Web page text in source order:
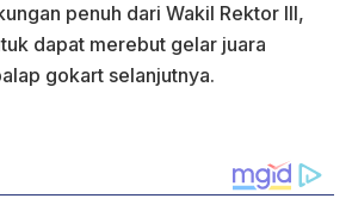
penuh dari Wakil Rektor III,
dapat merebut gelar juara
gokart selanjutnya.